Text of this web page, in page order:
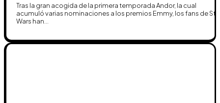
Tras la gran acogida de la primera temporada Andor, la cual
acumuló varias nominaciones a los premios Emmy, los fans de
Wars han...